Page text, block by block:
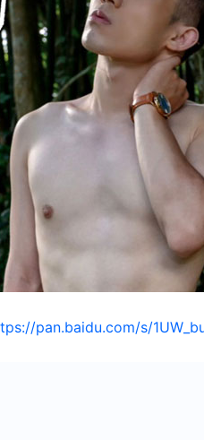
pan.baidu.com/s/